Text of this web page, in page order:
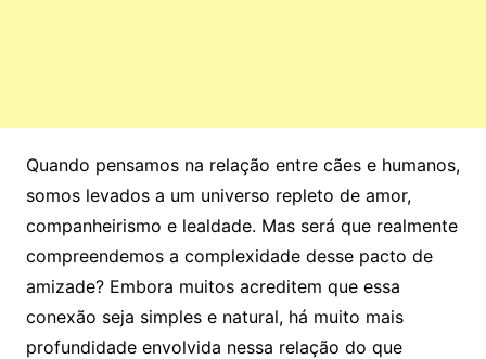
Quando pensamos na relação entre cães e humanos,
somos levados a um universo repleto de amor,
companheirismo e lealdade. Mas será que realmente
compreendemos a complexidade desse pacto de
amizade? Embora muitos acreditem que essa
conexão seja simples e natural, há muito mais
profundidade envolvida nessa relação do que